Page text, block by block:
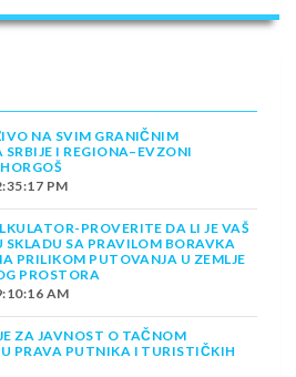
NA SVIM GRANIČNIM
SRBIJE I REGIONA–EVZONI
PM
PROVERITE DA LI JE VAŠ
SKLADU SA PRAVILOM BORAVKA
PRILIKOM PUTOVANJA U ZEMLJE
PROSTORA
AM
ZA JAVNOST O TAČNOM
PRAVA PUTNIKA I TURISTIČKIH